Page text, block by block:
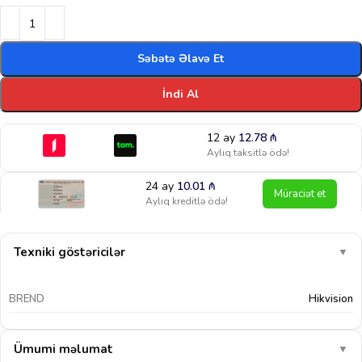
Səbətə Əlavə Et
İndi Al
12 ay 12.78 ₼
Aylıq taksitlə ödə!
24 ay 10.01₼
Aylıq kreditlə ödə! Müraciət et
Texniki göstəricilər ▼
BREND Hikvision
Ümumi məlumat ▼